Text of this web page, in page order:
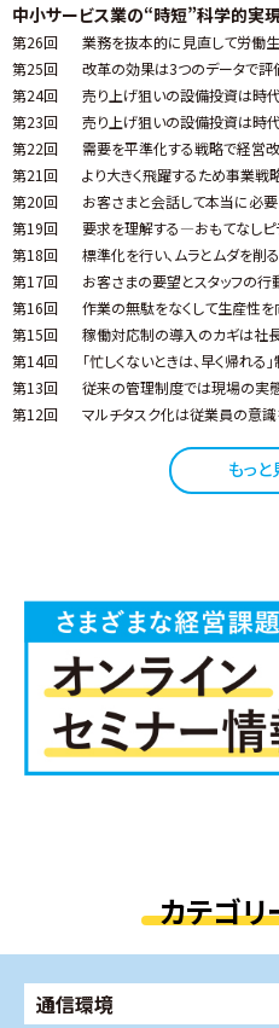
中小サービス業の“時短”科学的実
第26回 業務を抜本的に見直して労働
第25回
改革の効果は3つのデータで評
第24回
売り上げ狙いの設備投資は時代
第23回
売り上げ狙いの設備投資は時
第22回
需要を平準化する戦略で経営
第21回
より大きく飛躍するため事業戦
第20回
お客さまと会話して本当に必
第19回
要求を理解する―おもてなしピ
第18回
標準化を行い、ムラとムダを削る
第17回
お客さまの要望とスタッフの行
第16回
作業の無駄をなくして生産性を
第15回
稼働対応制の導入のカギは社
第14回
「忙しくないときは、早く帰れる
第13回
従来の管理制度では現場の実
第12回
マルチタスク化は従業員の意識
もっと
カテゴ
通信環境